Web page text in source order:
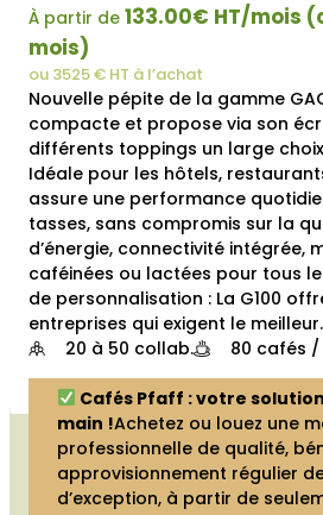
À partir de 133.00€ HT/mois
mois)
ou 3525 € HT à l’achat
Nouvelle pépite de la gamme
compacte et propose via son
différents toppings un large
Idéale pour les hôtels,
assure une performance
tasses, sans compromis sur la
d’énergie, connectivité intégrée,
caféinées ou lactées pour tous
de personnalisation : La G100
entreprises qui exigent le meilleur.
20 à 50 collab.
80 cafés /
Cafés Pfaff : votre
main !Achetez ou louez une
professionnelle de qualité,
approvisionnement régulier
d’exception, à partir de